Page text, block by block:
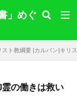
」めぐ
ト教綱要 |カルバン|キリ
の働きは救い